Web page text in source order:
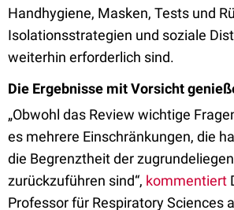
Handhygiene, Masken, Tests und
Isolationsstrategien und soziale
weiterhin erforderlich sind.
Die Ergebnisse mit Vorsicht
„Obwohl das Review wichtige
es mehrere Einschränkungen, die
die Begrenztheit der
zurückzuführen sind“, kommentiert
Professor für Respiratory Sciences